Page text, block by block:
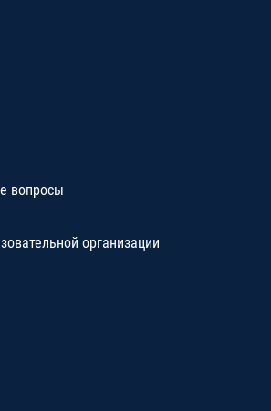
вопросы
организации